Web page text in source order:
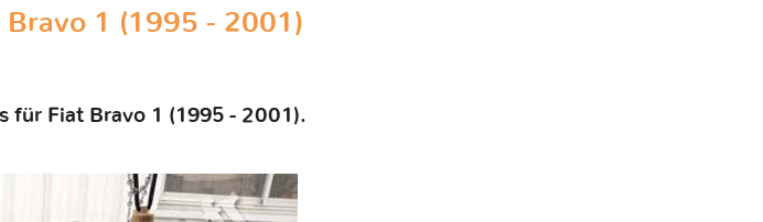
Bravo 1 (1995 - 2001)
für Fiat Bravo 1 (1995 - 2001).